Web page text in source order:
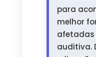
para
melhor
afetadas
auditiva.